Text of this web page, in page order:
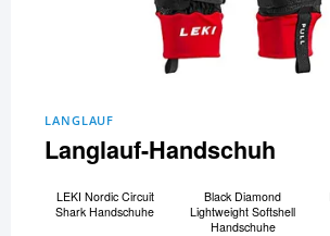
LANGLAUF
Langlauf-Handschuh
LEKI Nordic Circuit
Shark Handschuhe
Black Diamond
Lightweight Softshell
Handschuhe